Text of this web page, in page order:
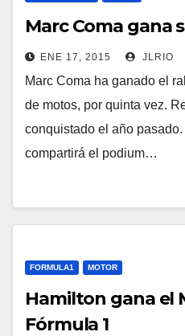
Marc Coma gana
ENE 17, 2015 JLRIO
Marc Coma ha ganado el
de motos, por quinta vez.
conquistado el año
compartirá el podium…
FORMULA1 MOTOR
Hamilton gana el
Fórmula 1